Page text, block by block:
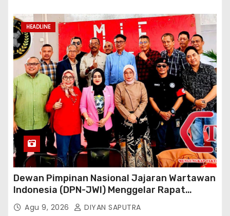
Mengapresiasi Dan Beri Selamat
HEADLINE
Dewan Pimpinan Nasional Jajaran Wartawan
Indonesia (DPN-JWI) Menggelar Rapat
Konsolidasi Dan Restrukturisasi Di Jakarta
Agu 9, 2026 DIYAN SAPUTRA